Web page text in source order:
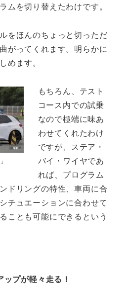
ムを切り替えたわけです。
をほんのちょっと切っただ
がってくれます。明らかに
めます。
もちろん、テスト
コース内での試乗
なので極端に味あ
わせてくれたわけ
ですが、ステア・
バイ・ワイヤであ
れば、プログラム
ドリングの特性、車両に合
チュエーションに合わせて
ことも可能にできるという
プが軽々走る！